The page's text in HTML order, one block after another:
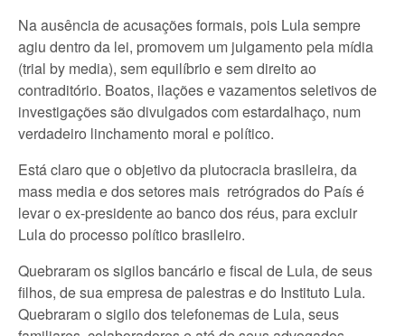
Na ausência de acusações formais, pois Lula sempre
agiu dentro da lei, promovem um julgamento pela mídia
(trial by media), sem equilíbrio e sem direito ao
contraditório. Boatos, ilações e vazamentos seletivos de
investigações são divulgados com estardalhaço, num
verdadeiro linchamento moral e político.
Está claro que o objetivo da plutocracia brasileira, da
mass media e dos setores mais retrógrados do País é
levar o ex-presidente ao banco dos réus, para excluir
Lula do processo político brasileiro.
Quebraram os sigilos bancário e fiscal de Lula, de seus
filhos, de sua empresa de palestras e do Instituto Lula.
Quebraram o sigilo dos telefonemas de Lula, seus